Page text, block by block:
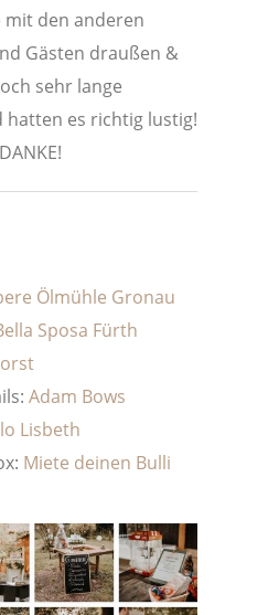
mit den anderen
Gästen draußen &
sehr lange
es richtig lustig!
Ölmühle Gronau
Sposa Fürth
Adam Bows
Lisbeth
Miete deinen Bulli